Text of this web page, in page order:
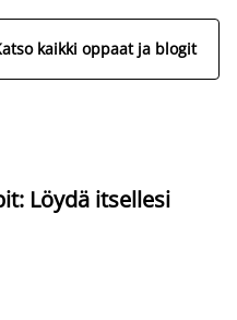
kaikki oppaat ja blogit
Löydä itsellesi